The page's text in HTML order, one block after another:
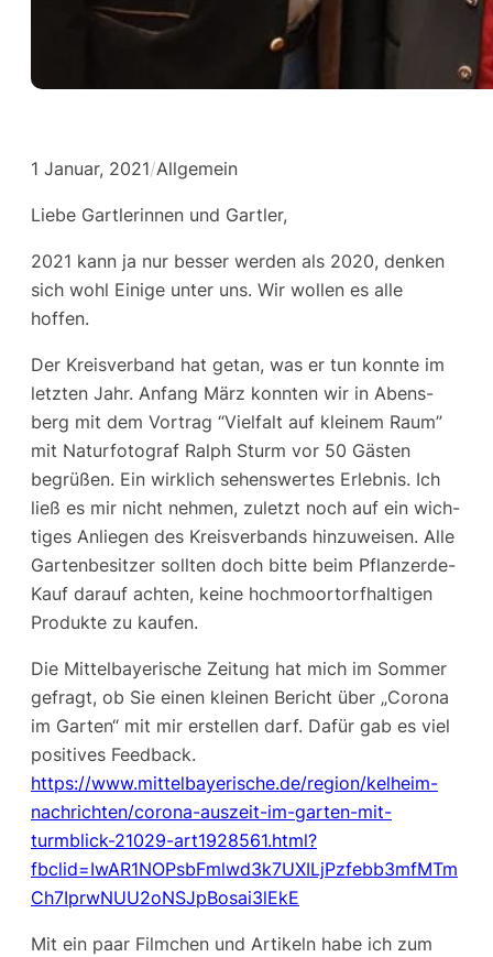
1 Januar, 2021/Allgemein
Lie­be Gart­le­rin­nen und Gartler,
2021 kann ja nur bes­ser wer­den als 2020, den­ken
sich wohl Eini­ge unter uns. Wir wol­len es alle
hoffen.
Der Kreis­ver­band hat getan, was er tun konn­te im
letz­ten Jahr. Anfang März konn­ten wir in Abens­
berg mit dem Vor­trag “Viel­falt auf klei­nem Raum”
mit Natur­fo­to­graf Ralph Sturm vor 50 Gäs­ten
begrü­ßen. Ein wirk­lich sehens­wer­tes Erleb­nis. Ich
ließ es mir nicht neh­men, zuletzt noch auf ein wich­
ti­ges Anlie­gen des Kreis­ver­bands hin­zu­wei­sen. Alle
Gar­ten­be­sit­zer soll­ten doch bit­te beim Pflan­zerde-
Kauf dar­auf ach­ten, kei­ne hoch­moor­torf­hal­ti­gen
Pro­duk­te zu kaufen.
Die Mit­tel­baye­ri­sche Zei­tung hat mich im Som­mer
gefragt, ob Sie einen klei­nen Bericht über „Coro­na
im Gar­ten“ mit mir erstel­len darf. Dafür gab es viel
posi­ti­ves Feed­back.
https://www.mittelbayerische.de/region/kelheim-
nachrichten/corona-auszeit-im-garten-mit-
turmblick-21029-art1928561.html?
fbclid=IwAR1NOPsbFmlwd3k7UXILjPzfebb3mfMTm
Ch7IprwNUU2oNSJpBosai3lEkE
Mit ein paar Film­chen und Arti­keln habe ich zum